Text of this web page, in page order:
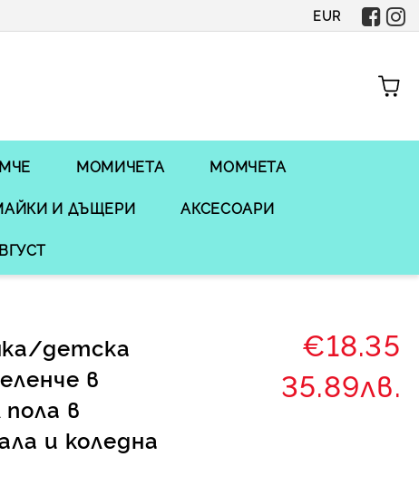
EUR
МОМИЧЕТА МОМЧЕТА
И ДЪЩЕРИ АКСЕСОАРИ
детска
в
в
и коледна
€18.35
35.89лв.